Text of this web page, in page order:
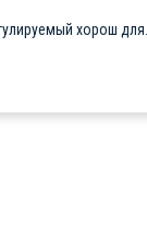
хорош для...